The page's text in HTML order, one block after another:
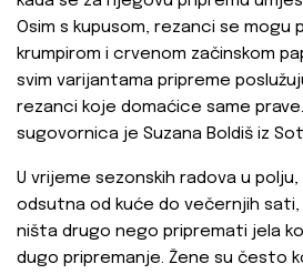
Osim s kupusom, rezanci se mogu
krumpirom i crvenom začinskom
svim varijantama pripreme
rezanci koje domaćice same
sugovornica je Suzana Boldiš iz
U vrijeme sezonskih radova u
odsutna od kuće do večernjih
ništa drugo nego pripremati jela
dugo pripremanje. Žene su često